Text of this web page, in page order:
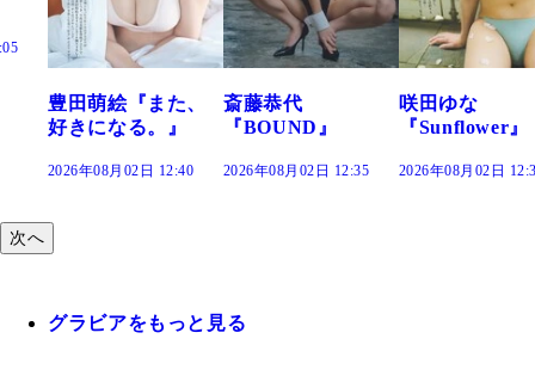
斎藤恭代
『BOUND』
2026年08月02日 12:35
咲田ゆな
『Sunflower』
2026年08月02日 12:30
藤水咲桜『花
だまり』
2026年08月02日
次へ
グラビアをもっと見る